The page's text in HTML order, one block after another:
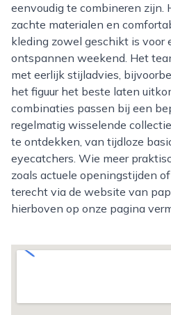
eenvoudig te combineren zijn.
zachte materialen en
kleding zowel geschikt is voor
ontspannen weekend. Het
met eerlijk stijladvies,
het figuur het beste laten
combinaties passen bij een
regelmatig wisselende
te ontdekken, van tijdloze
eyecatchers. Wie meer
zoals actuele openingstijden
terecht via de website van
hierboven op onze pagina